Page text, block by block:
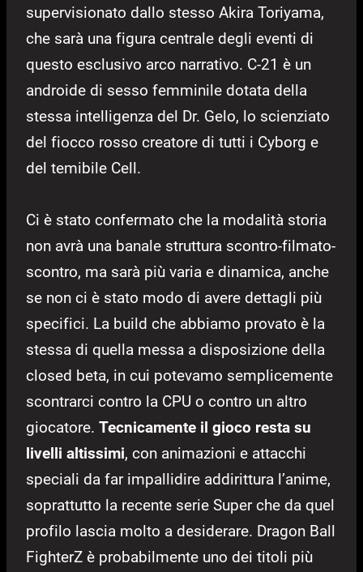
supervisionato dallo stesso Akira Toriyama,
che sarà una figura centrale degli eventi di
questo esclusivo arco narrativo. C-21 è un
androide di sesso femminile dotata della
stessa intelligenza del Dr. Gelo, lo scienziato
del fiocco rosso creatore di tutti i Cyborg e
del temibile Cell.
Ci è stato confermato che la modalità storia
non avrà una banale struttura scontro-filmato-
scontro, ma sarà più varia e dinamica, anche
se non ci è stato modo di avere dettagli più
specifici. La build che abbiamo provato è la
stessa di quella messa a disposizione della
closed beta, in cui potevamo semplicemente
scontrarci contro la CPU o contro un altro
giocatore. Tecnicamente il gioco resta su
livelli altissimi, con animazioni e attacchi
speciali da far impallidire addirittura l’anime,
soprattutto la recente serie Super che da quel
profilo lascia molto a desiderare. Dragon Ball
FighterZ è probabilmente uno dei titoli più